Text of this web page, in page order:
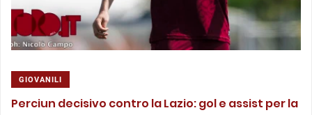
GIOVANILI
Perciun decisivo contro la Lazio: gol e assist per la